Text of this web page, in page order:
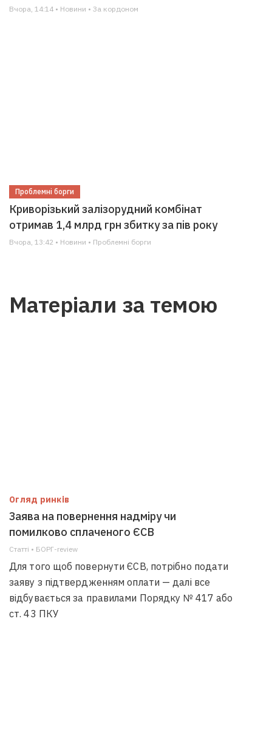
Вчора, 14:14 • Новини • За кордоном
Проблемні борги
Криворізький залізорудний комбінат
отримав 1,4 млрд грн збитку за пів року
Вчора, 13:42 • Новини • Проблемні борги
Матеріали за темою
Огляд ринків
Заява на повернення надміру чи
помилково сплаченого ЄСВ
Статті • БОРГ-review
Для того щоб повернути ЄСВ, потрібно подати
заяву з підтвердженням оплати — далі все
відбувається за правилами Порядку № 417 або
ст. 43 ПКУ